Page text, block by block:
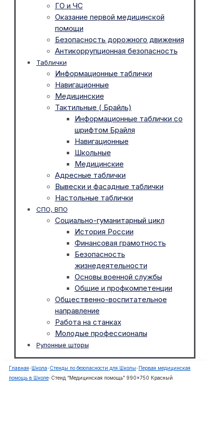
ГО и ЧС
Оказание первой медицинской
помощи
Безопасность дорожного движения
Антикоррупционная безопасность
Таблички
Информационные таблички
Навигационные
Медицинские
Тактильные ( Брайль)
Информационные таблички со
шрифтом Брайля
Навигационные
Школьные
Медицинские
Адресные таблички
Вывески и фасадные таблички
Настольные таблички
СПО, ВПО
Социально-гуманитарный цикл
История России
Финансовая грамотность
Безопасность
жизнедеятельности
Основы военной службы
Общие и профкомпетенции
Общественно-воспитательное
направление
Работа на станках
Молодые профессионалы
Рулонные шторы
Главная- Школа-Стенды по безопасности для Школы- Первая медицинская
помощь в Школе-Стенд “Медицинская помощь” 990×750 Красный